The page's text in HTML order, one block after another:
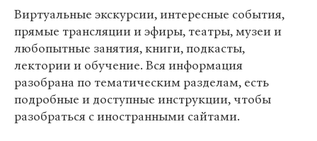
Виртуальные экскурсии, интересные события,
прямые трансляции и эфиры, театры, музеи и
любопытные занятия, книги, подкасты,
лектории и обучение. Вся информация
разобрана по тематическим разделам, есть
подробные и доступные инструкции, чтобы
разобраться с иностранными сайтами.